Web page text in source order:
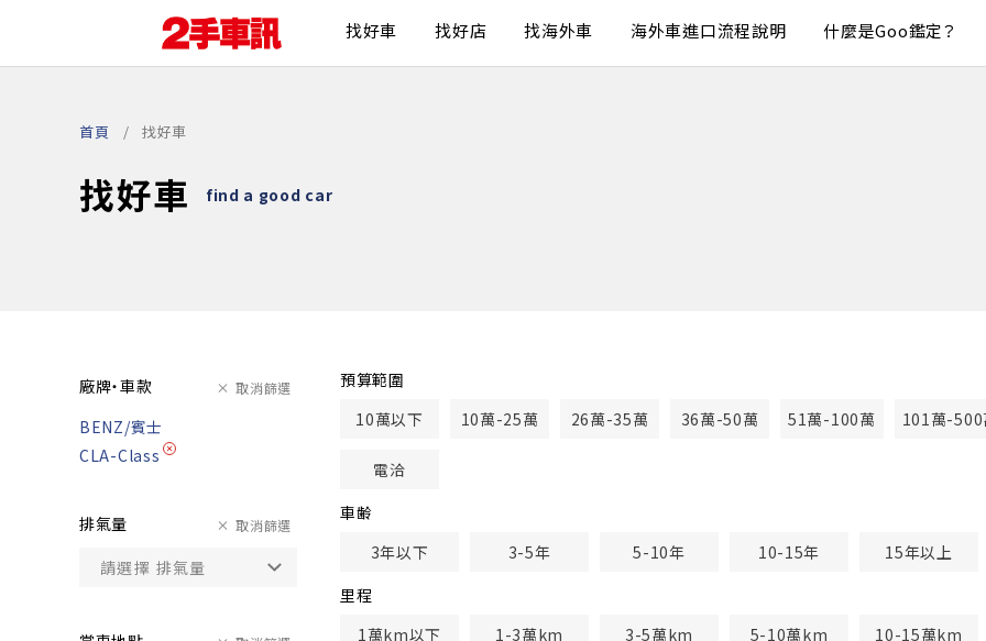
找好車 找好店 找海外車 海外車進口流程說明 什麼是Goo鑑定？
首頁 找好車
找好車 find a good car
廠牌・車款 取消篩選
BENZ/賓士
CLA-Class
排氣量 取消篩選
預算範圍
10萬以下
10萬-25萬 26萬-35萬 36萬-50萬 51萬-100萬 101萬-500
電洽
車齢
3年以下
3-5年 5-10年 10-15年
15年以上
里程
1萬km以下
1-3萬km 3-5萬km 5-10萬km
10-15萬km